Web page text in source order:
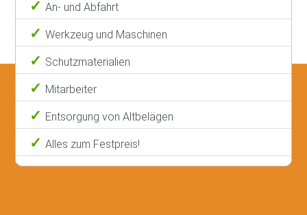
An- und Abfahrt
Werkzeug und Maschinen
Schutzmaterialien
Mitarbeiter
Entsorgung von Altbelägen
Alles zum Festpreis!